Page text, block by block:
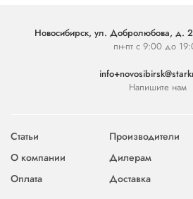
Новосибирск, ул. Добролюбова, д.
пн-пт с 9:00 до
Напишите нам
Статьи Производители
О компании
Дилерам
Оплата
Доставка